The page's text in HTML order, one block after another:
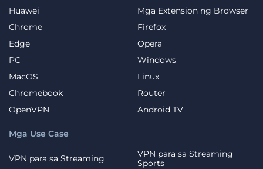
Huawei
Mga Extension ng Browser
Chrome
Firefox
Edge
Opera
PC
Windows
MacOS
Linux
Chromebook
Router
OpenVPN
Android TV
Mga Use Case
VPN para sa Streaming
VPN para sa Streaming
Sports